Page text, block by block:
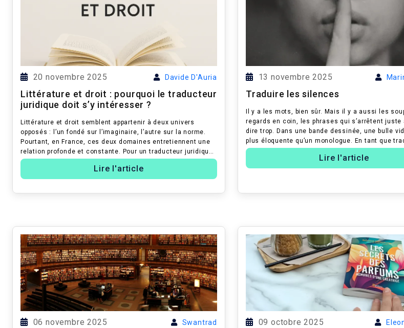
20 novembre 2025 Davide D'Auria
Littérature et droit : pourquoi le traducteur
juridique doit s’y intéresser ?
Littérature et droit semblent appartenir à deux univers
opposés : l’un fondé sur l’imaginaire, l’autre sur la norme.
Pourtant, en France, ces deux domaines entretiennent une
relation profonde et constante. Pour un traducteur juridique,
comprendre ...
Lire l'article
13 novembre 2025
Traduire les silences
Il y a les mots, bien sûr. Mais il y a aussi les
regards en coin, les phrases qui s’arrêtent juste
dire trop. Dans une bande dessinée, une bulle
plus éloquente qu’un monologue. En tant que
littéra...
Lire l'article
06 novembre 2025 Swantrad 09 octobre 2025